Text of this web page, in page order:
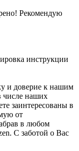
Рекомендую
инструкции
и доверие к нашим
числе наших
заинтересованы в
от
в любом
С заботой о Вас